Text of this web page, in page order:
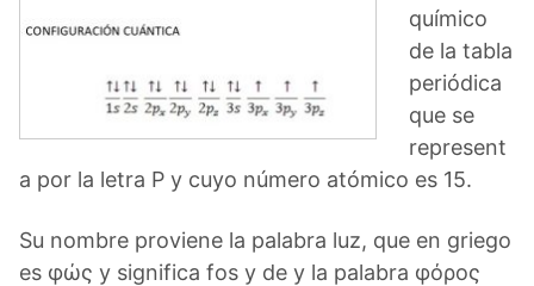
químico
de la tabla
periódica
que se
represent
a por la letra P y cuyo número atómico es 15.
Su nombre proviene la palabra luz, que en griego
es φώς y significa fos y de y la palabra φόρος